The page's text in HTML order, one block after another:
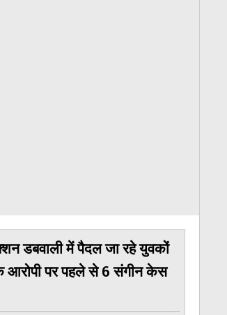
डबवाली में पैदल जा रहे युवकों
पर पहले से 6 संगीन केस